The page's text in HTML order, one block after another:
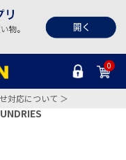
0
対応について ＞